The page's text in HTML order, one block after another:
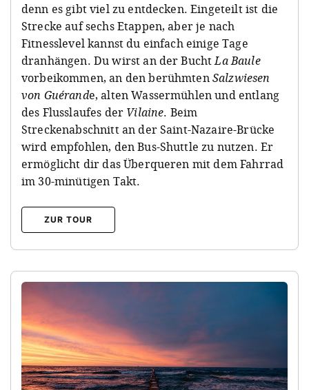
denn es gibt viel zu entdecken. Eingeteilt ist die
Strecke auf sechs Etappen, aber je nach
Fitnesslevel kannst du einfach einige Tage
dranhängen. Du wirst an der BuchtLa Baule
vorbeikommen, an den berühmtenSalzwiesen
von Guérande, alten Wassermühlen und entlang
des Flusslaufes der Vilaine. Beim
Streckenabschnitt an der Saint-Nazaire-Brücke
wird empfohlen, den Bus-Shuttle zu nutzen. Er
ermöglicht dir das Überqueren mit dem Fahrrad
im 30-minütigen Takt.
ZUR TOUR